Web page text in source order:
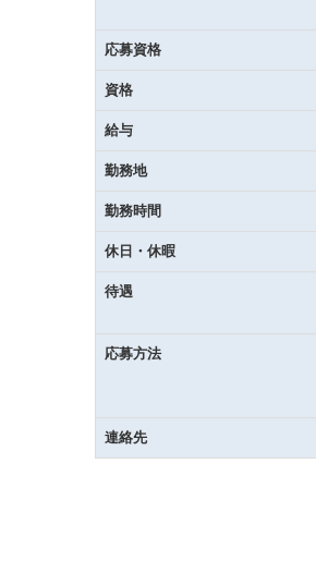
応募資格
資格
給与
勤務地
勤務時間
休日・休暇
待遇
応募方法
連絡先